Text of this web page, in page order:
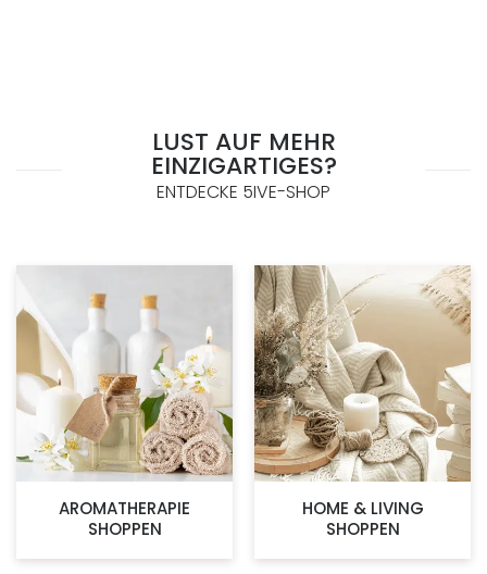
LUST AUF MEHR
EINZIGARTIGES?
ENTDECKE 5IVE-SHOP
AROMATHERAPIE
SHOPPEN
HOME & LIVING
SHOPPEN